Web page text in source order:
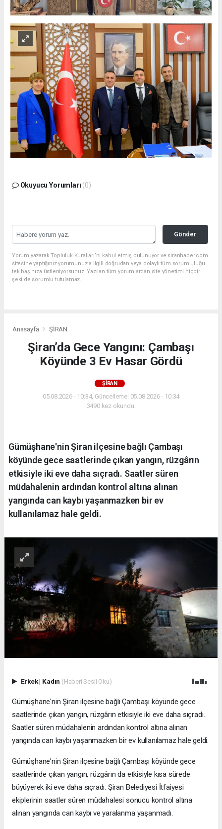
Okuyucu Yorumları (0)
Gönder
Yorum yazarak Topluluk Kuralları’nı kabul etmiş bulunuyor ve siranhaber.com
sitesine yaptığınız yorumunuzla ilgili doğrudan veya dolaylı tüm sorumluluğu
tek başınıza üstleniyorsunuz. Yazılan tüm yorumlardan site yönetimi hiçbir
şekilde sorumlu tutulamaz.
Anasayfa ŞİRAN
Şiran’da Gece Yangını: Çambaşı
Köyünde 3 Ev Hasar Gördü
ŞİRAN
05.08.2026 - 10:34, Güncelleme: 05.08.2026 - 10:34
3490 kez okundu.
Gümüşhane'nin Şiran ilçesine bağlı Çambaşı
köyünde gece saatlerinde çıkan yangın, rüzgârın
etkisiyle iki eve daha sıçradı. Saatler süren
müdahalenin ardından kontrol altına alınan
yangında can kaybı yaşanmazken bir ev
kullanılamaz hale geldi.
Erkek| Kadın (Haberi Sesli Oku)
Gümüşhane'nin Şiran ilçesine bağlı Çambaşı köyünde gece
saatlerinde çıkan yangın, rüzgârın etkisiyle iki eve daha sıçradı.
Saatler süren müdahalenin ardından kontrol altına alınan
yangında can kaybı yaşanmazken bir ev kullanılamaz hale geldi.
Gümüşhane'nin Şiran ilçesine bağlı Çambaşı köyünde gece
saatlerinde çıkan yangın, rüzgârın da etkisiyle kısa sürede
büyüyerek iki eve daha sıçradı. Şiran Belediyesi İtfaiyesi
ekiplerinin saatler süren müdahalesi sonucu kontrol altına
alınan yangında can kaybı ve yaralanma yaşanmadı.